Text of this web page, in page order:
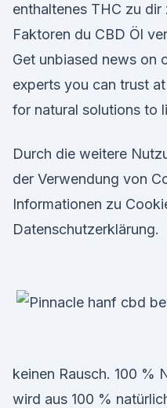
enthaltenes THC zu
Faktoren du CBD Öl
Get unbiased news on
experts you can trust
for natural solutions to
Durch die weitere
der Verwendung von
Informationen zu
Datenschutzerklärung.
keinen Rausch. 100 %
wird aus 100 %